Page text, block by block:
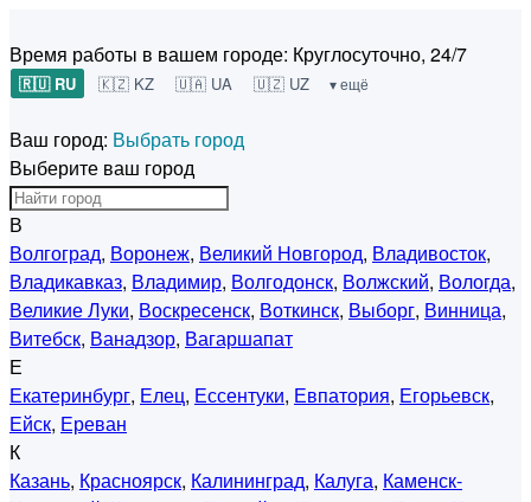
Время работы в вашем городе: Круглосуточно, 24/7
🇷🇺 RU 🇰🇿 KZ 🇺🇦 UA 🇺🇿 UZ ▾ ещё
Ваш город: Выбрать город
Выберите ваш город
В
Волгоград, Воронеж, Великий Новгород, Владивосток,
Владикавказ, Владимир, Волгодонск, Волжский, Вологда,
Великие Луки, Воскресенск, Воткинск, Выборг, Винница,
Витебск, Ванадзор, Вагаршапат
Е
Екатеринбург, Елец, Ессентуки, Евпатория, Егорьевск,
Ейск, Ереван
К
Казань, Красноярск, Калининград, Калуга, Каменск-